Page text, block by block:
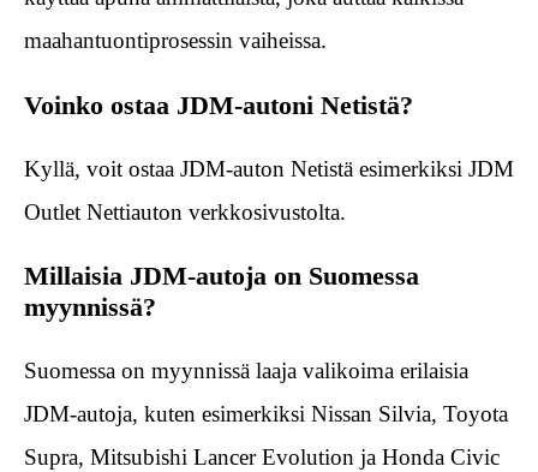
maahantuontiprosessin vaiheissa.
Voinko ostaa JDM-autoni Netistä?
Kyllä, voit ostaa JDM-auton Netistä esimerkiksi JDM
Outlet Nettiauton verkkosivustolta.
Millaisia JDM-autoja on Suomessa
myynnissä?
Suomessa on myynnissä laaja valikoima erilaisia
JDM-autoja, kuten esimerkiksi Nissan Silvia, Toyota
Supra, Mitsubishi Lancer Evolution ja Honda Civic